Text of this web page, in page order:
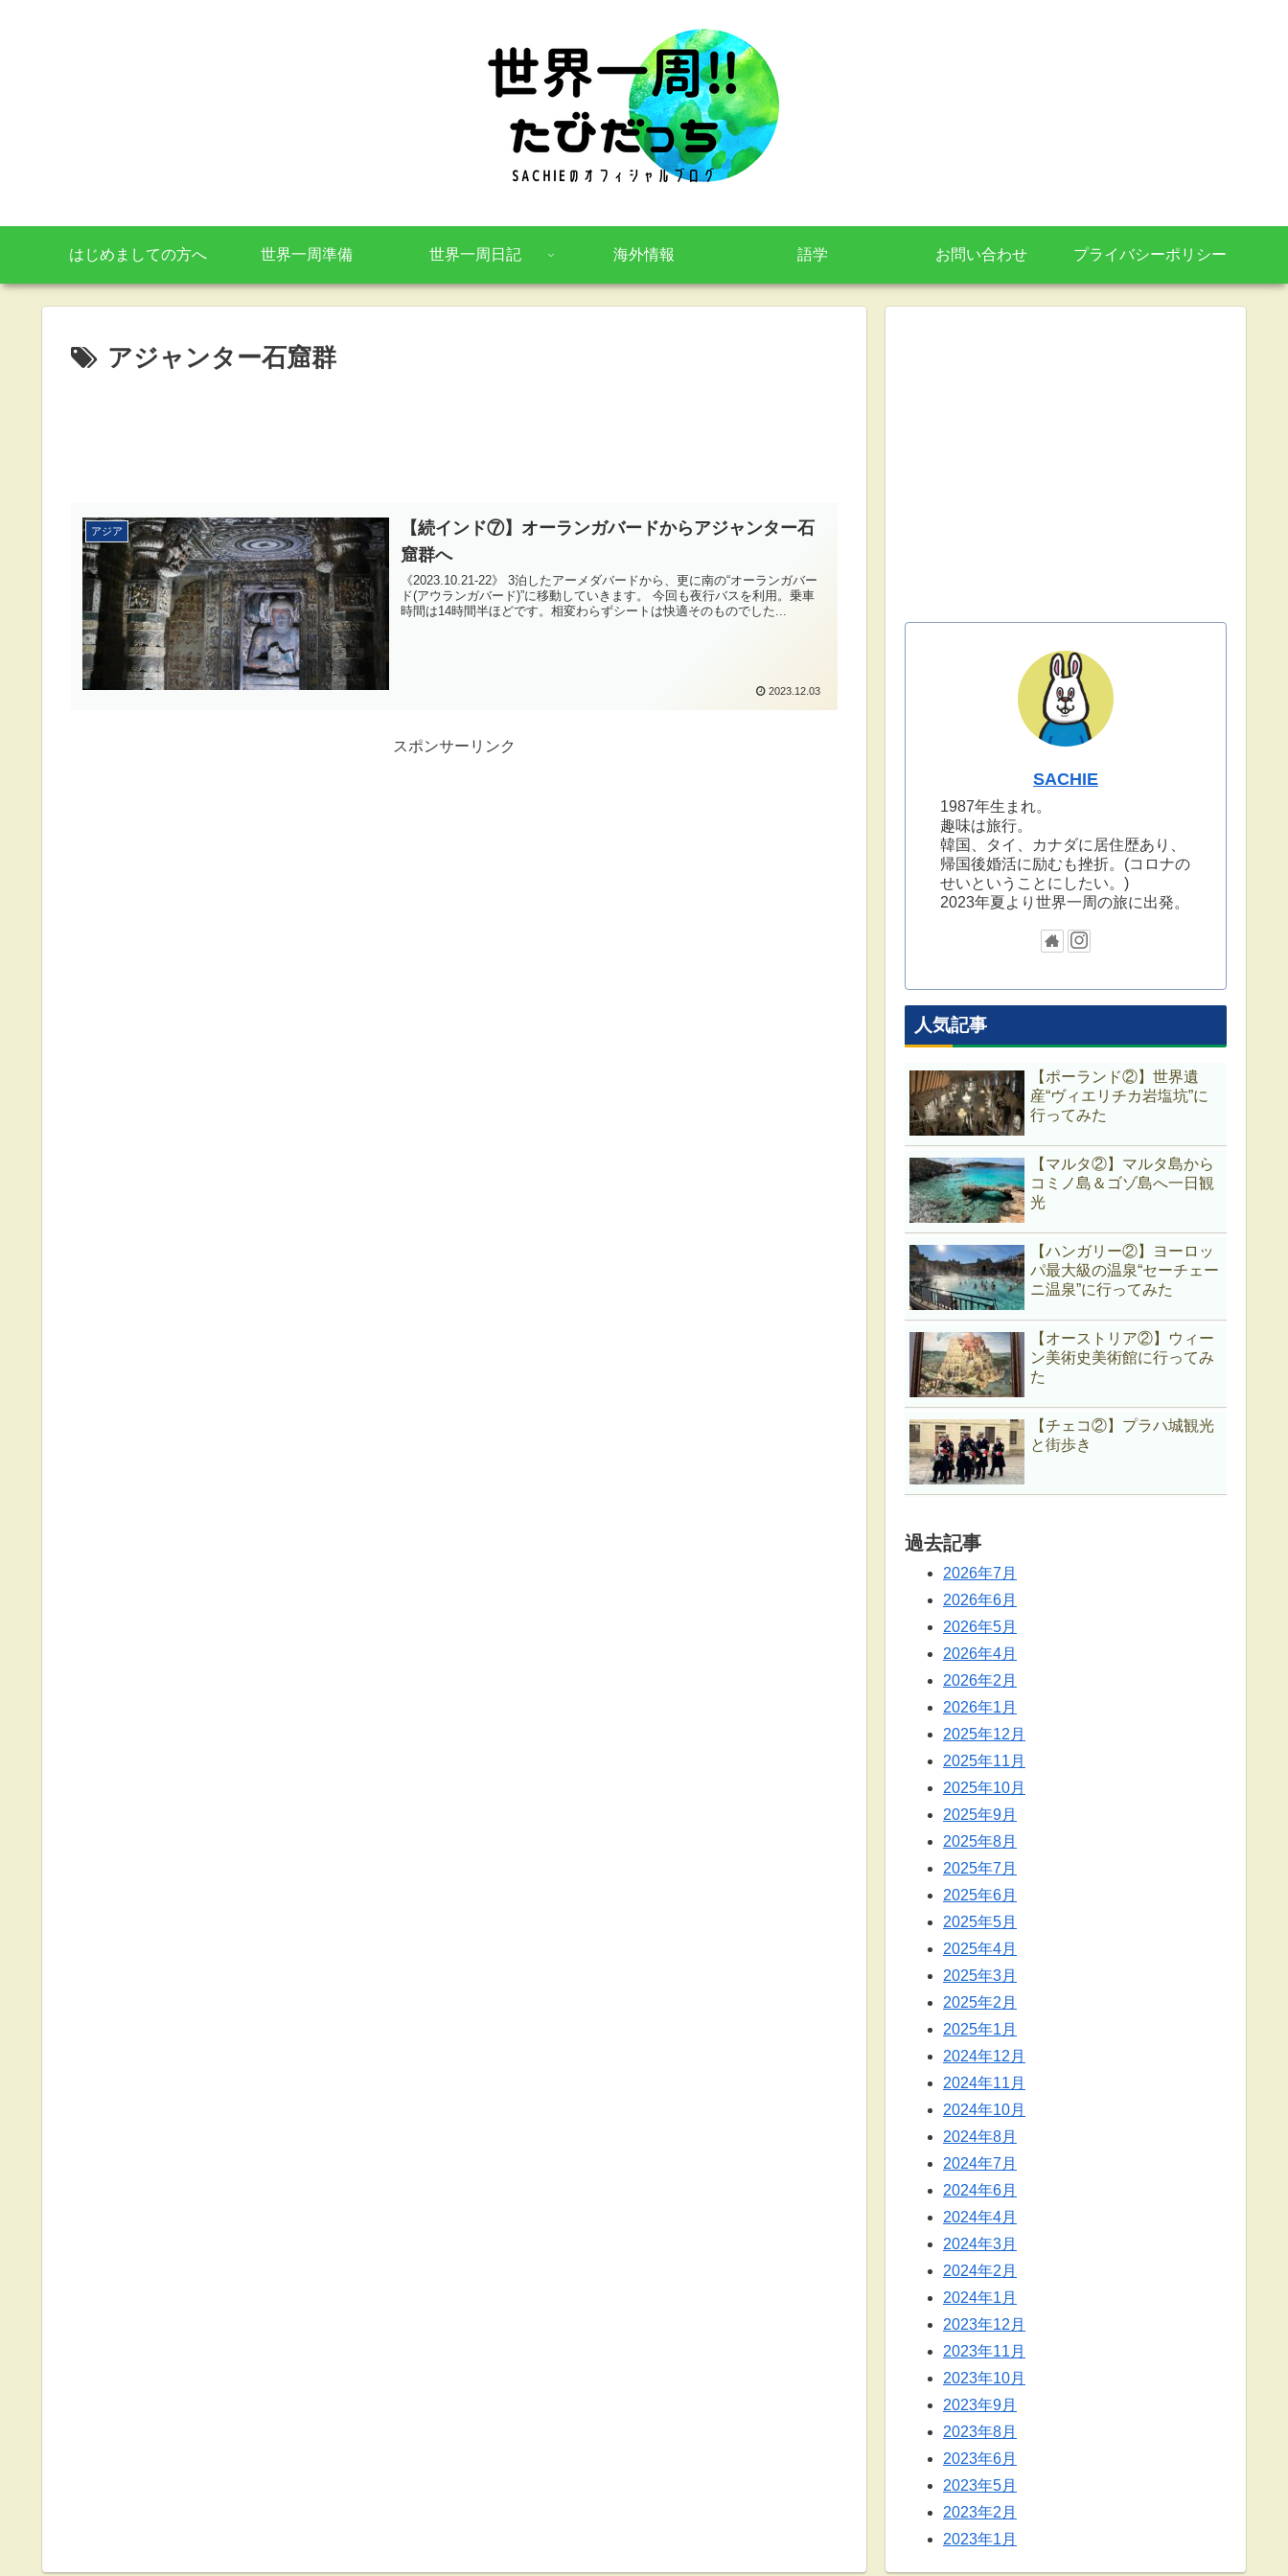
はじめましての方へ 世界一周準備 世界一周日記 海外情報 語学 お問い合わせ プライバシーポリシー
アジャンター石窟群
アジア
【続インド⑦】オーランガバードからアジャンター石
窟群へ
《2023.10.21‐22》 3泊したアーメダバードから、更に南の“オーランガバー
ド(アウランガバード)”に移動していきます。 今回も夜行バスを利用。乗車
時間は14時間半ほどです。相変わらずシートは快適そのものでした...
2023.12.03
スポンサーリンク
SACHIE
1987年生まれ。
趣味は旅行。
韓国、タイ、カナダに居住歴あり、
帰国後婚活に励むも挫折。(コロナの
せいということにしたい。)
2023年夏より世界一周の旅に出発。
人気記事
【ポーランド②】世界遺
産“ヴィエリチカ岩塩坑”に
行ってみた
【マルタ②】マルタ島から
コミノ島＆ゴゾ島へ一日観
光
【ハンガリー②】ヨーロッ
パ最大級の温泉“セーチェー
ニ温泉”に行ってみた
【オーストリア②】ウィー
ン美術史美術館に行ってみ
た
【チェコ②】プラハ城観光
と街歩き
過去記事
2026年7月
2026年6月
2026年5月
2026年4月
2026年2月
2026年1月
2025年12月
2025年11月
2025年10月
2025年9月
2025年8月
2025年7月
2025年6月
2025年5月
2025年4月
2025年3月
2025年2月
2025年1月
2024年12月
2024年11月
2024年10月
2024年8月
2024年7月
2024年6月
2024年4月
2024年3月
2024年2月
2024年1月
2023年12月
2023年11月
2023年10月
2023年9月
2023年8月
2023年6月
2023年5月
2023年2月
2023年1月